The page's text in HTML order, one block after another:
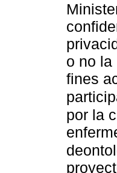
o no la
fines
por la